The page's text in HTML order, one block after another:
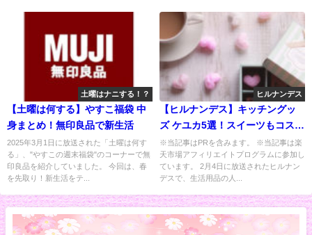
土曜はナニする！？
【土曜は何する】やすこ福袋 中
身まとめ！無印良品で新生活
2025年3月1日に放送された「土曜は何す
る」、"やすこの週末福袋"のコーナーで無
印良品を紹介していました。 今回は、春
を先取り！新生活をテ...
ヒルナンデス
【ヒルナンデス】キッチングッ
ズ ケユカ5選！スイーツもコスパ
◎
※当記事はPRを含みます。 ※当記事は楽
天市場アフィリエイトプログラムに参加し
ています。 2月4日に放送されたヒルナン
デスで、生活用品の人...